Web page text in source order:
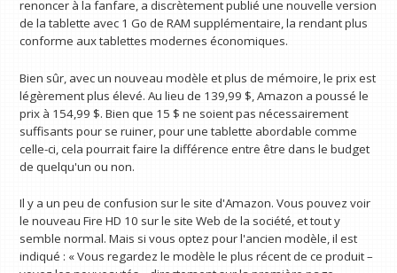
renoncer à la fanfare, a discrètement publié une nouvelle version
de la tablette avec 1 Go de RAM supplémentaire, la rendant plus
conforme aux tablettes modernes économiques.
Bien sûr, avec un nouveau modèle et plus de mémoire, le prix est
légèrement plus élevé. Au lieu de 139,99 $, Amazon a poussé le
prix à 154,99 $. Bien que 15 $ ne soient pas nécessairement
suffisants pour se ruiner, pour une tablette abordable comme
celle-ci, cela pourrait faire la différence entre être dans le budget
de quelqu'un ou non.
Il y a un peu de confusion sur le site d'Amazon. Vous pouvez voir
le nouveau Fire HD 10 sur le site Web de la société, et tout y
semble normal. Mais si vous optez pour l'ancien modèle, il est
indiqué : « Vous regardez le modèle le plus récent de ce produit –